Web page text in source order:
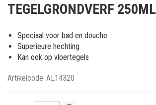
afbeeldingen-
gallerij
TEGELGRONDVERF 250ML
Speciaal voor bad en douche
Superieure hechting
Kan ook op vloertegels
Artikelcode AL14320